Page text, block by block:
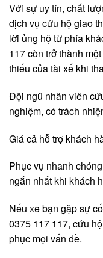
Với sự uy tín, chất
dịch vụ cứu hộ giao
lời ủng hộ từ phía
117 còn trở thành
thiếu của tài xế khi
Đội ngũ nhân viên
nghiệm, có trách
Giá cả hỗ trợ khách
Phục vụ nhanh
ngắn nhất khi khách
Nếu xe bạn gặp sự
0375 117 117, cứu
phục mọi vấn đề.